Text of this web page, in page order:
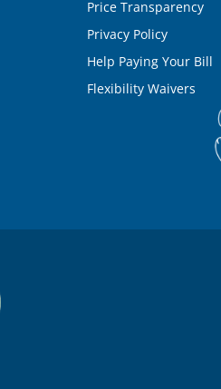
Price Transparency
Privacy Policy
Help Paying Your Bill
Flexibility Waivers